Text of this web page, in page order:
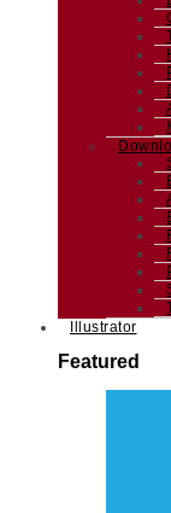
Illustrator
Featured